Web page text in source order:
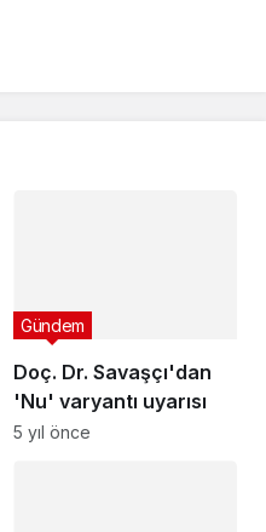
Doç. Dr. Savaşçı'dan
'Nu' varyantı uyarısı
Gündem
5 yıl önce